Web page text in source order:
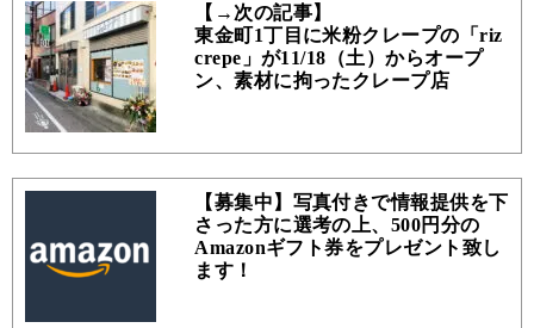
【→次の記事】
東金町1丁目に米粉クレープの「riz
crepe」が11/18（土）からオープ
ン、素材に拘ったクレープ店
【募集中】写真付きで情報提供を下
さった方に選考の上、500円分の
Amazonギフト券をプレゼント致し
ます！